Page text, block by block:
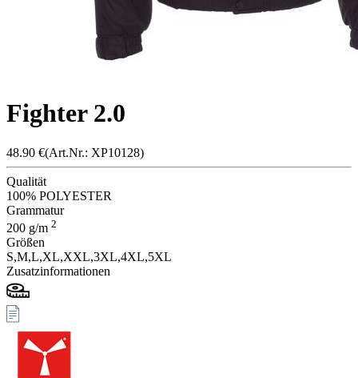
Fighter 2.0
48.90 €(Art.Nr.: XP10128)
Qualität
100% POLYESTER
Grammatur
200 g/m 2
Größen
S,M,L,XL,XXL,3XL,4XL,5XL
Zusatzinformationen